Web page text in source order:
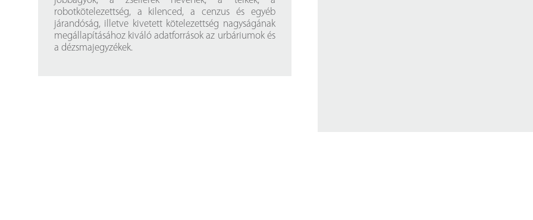
robotkötelezettség, a kilenced, a cenzus és egyéb
járandóság, illetve kivetett kötelezettség nagyságának
megállapításához kiváló adatforrások az urbáriumok és
a dézsmajegyzékek.